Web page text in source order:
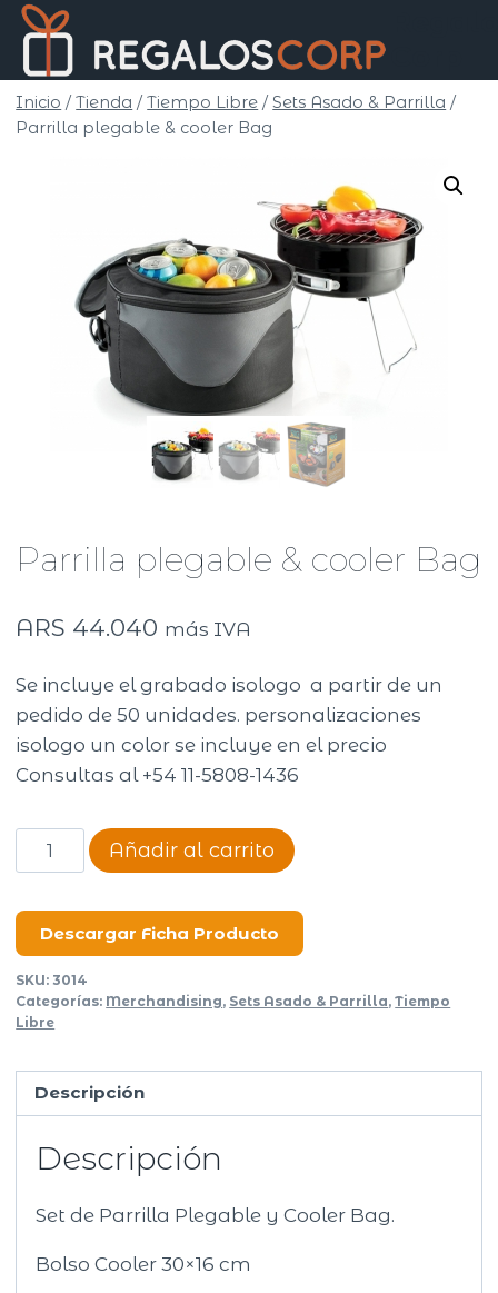
Saltar
contenido
Inicio / Tienda / Tiempo Libre / Sets Asado & Parrilla /
Parrilla plegable & cooler Bag
Parrilla plegable & cooler Bag
ARS 44.040 más IVA
Se incluye el grabado isologo a partir de un
pedido de 50 unidades. personalizaciones
isologo un color se incluye en el precio
Consultas al +54 11-5808-1436
Parrilla
plegable
cooler
Bag
cantidad
Añadir al carrito
Descargar Ficha Producto
SKU: 3014
Categorías: Merchandising, Sets Asado & Parrilla,Tiempo
Libre
Descripción
Descripción
Set de Parrilla Plegable y Cooler Bag.
Bolso Cooler 30×16 cm